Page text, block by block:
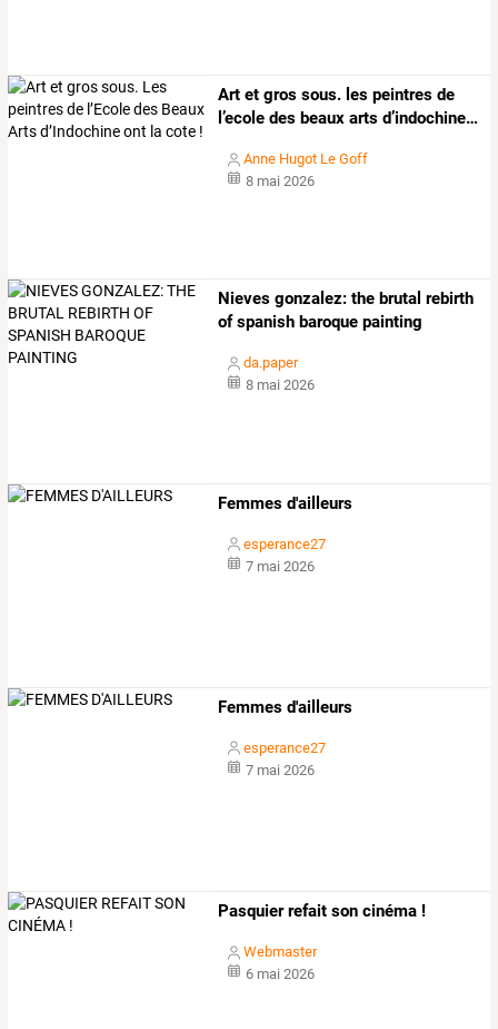
Art et gros sous. les peintres de
l’ecole des beaux arts d’indochine…
Anne Hugot Le Goff
8 mai 2026
Nieves gonzalez: the brutal rebirth
of spanish baroque painting
da.paper
8 mai 2026
Femmes d'ailleurs
esperance27
7 mai 2026
Femmes d'ailleurs
esperance27
7 mai 2026
Pasquier refait son cinéma !
Webmaster
6 mai 2026